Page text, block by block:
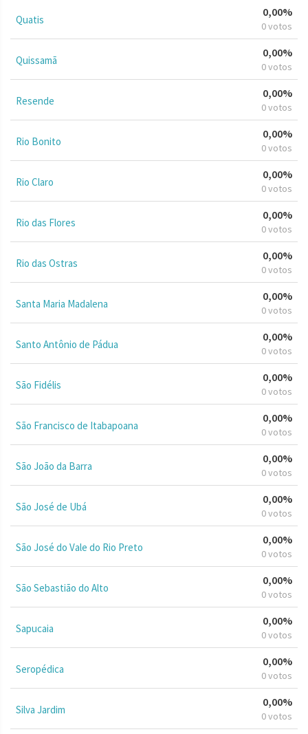
Quatis
0,00%
0 votos
Quissamã
0,00%
0 votos
Resende
0,00%
0 votos
Rio Bonito
0,00%
0 votos
Rio Claro
0,00%
0 votos
Rio das Flores
0,00%
0 votos
Rio das Ostras
0,00%
0 votos
Santa Maria Madalena
0,00%
0 votos
Santo Antônio de Pádua
0,00%
0 votos
São Fidélis
0,00%
0 votos
São Francisco de Itabapoana
0,00%
0 votos
São João da Barra
0,00%
0 votos
São José de Ubá
0,00%
0 votos
São José do Vale do Rio Preto
0,00%
0 votos
São Sebastião do Alto
0,00%
0 votos
Sapucaia
0,00%
0 votos
Seropédica
0,00%
0 votos
Silva Jardim
0,00%
0 votos